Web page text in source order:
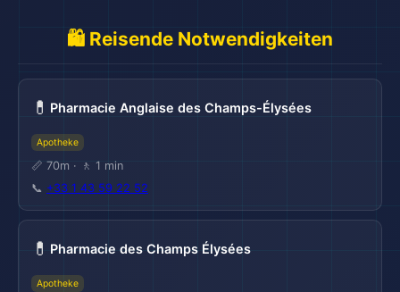
🛍️ Reisende Notwendigkeiten
💊 Pharmacie Anglaise des Champs-Élysées
Apotheke
📏 70m · 🚶 1 min
📞 +33 1 43 59 22 52
💊 Pharmacie des Champs Élysées
Apotheke